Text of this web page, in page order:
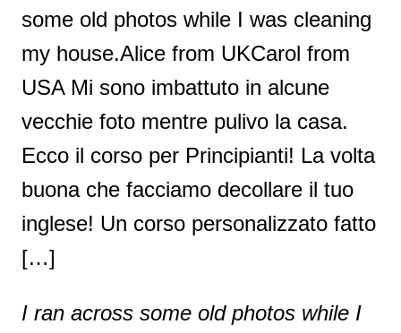
some old photos while I was cleaning
my house.Alice from UKCarol from
USA Mi sono imbattuto in alcune
vecchie foto mentre pulivo la casa.
Ecco il corso per Principianti! La volta
buona che facciamo decollare il tuo
inglese! Un corso personalizzato fatto
[…]
I ran across some old photos while I